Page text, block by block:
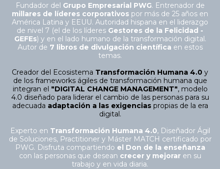
Fundador del Grupo Empresarial PWG. Entrenador de
millares de líderes corporativos por más de 25 años en
América Latina y EEUU. Autoridad hispana en el liderazgo
de nivel 7 (el de los líderes Gestores de la Felicidad -
GEFEs) y en el lado humano de la transformación digital.
Autor de 7 libros de divulgación científica en estos
temas.
Creador del Ecosistema Transformación Humana 4.0 y
de los frameworks ágiles de transformación humana que
integran el "DIGITAL CHANGE MANAGEMENT", modelo
4.0 diseñado para liderar el cambio de las personas para su
adecuada adaptación a las exigenciaspropias de la era
digital.
Experto en Transformación Humana 4.0, Diseñador Ágil
de Soluciones, Practitioner y Máster MATCH certificado por
PWG. Disfruta compartiendo el Don de la enseñanza
con las personas que desean crecer y mejorar en su
trabajo y en vida diaria.